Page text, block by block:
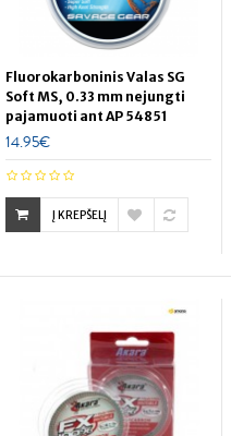
Fluorokarboninis Valas SG
Soft MS, 0.33 mm nejungti
pajamuoti ant AP 54851
14.95€
Į KREPŠELĮ